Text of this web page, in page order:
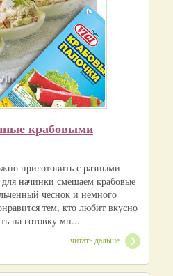
крабовыми
приготовить с разными
начинки смешаем крабовые
чеснок и немного
тем, кто любит вкусно
на готовку мн...
читать дальше